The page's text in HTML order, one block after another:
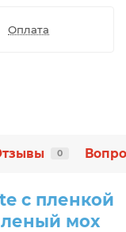
Оплата
0
с пленкой
мох